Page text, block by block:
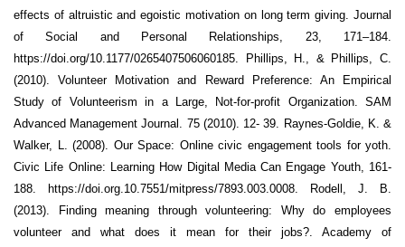
effects of altruistic and egoistic motivation on long term giving. Journal
of Social and Personal Relationships, 23, 171–184.
https://doi.org/10.1177/0265407506060185. Phillips, H., & Phillips, C.
(2010). Volunteer Motivation and Reward Preference: An Empirical
Study of Volunteerism in a Large, Not-for-profit Organization. SAM
Advanced Management Journal. 75 (2010). 12- 39. Raynes-Goldie, K. &
Walker, L. (2008). Our Space: Online civic engagement tools for yoth.
Civic Life Online: Learning How Digital Media Can Engage Youth, 161-
188. https://doi.org.10.7551/mitpress/7893.003.0008. Rodell, J. B.
(2013). Finding meaning through volunteering: Why do employees
volunteer and what does it mean for their jobs?. Academy of